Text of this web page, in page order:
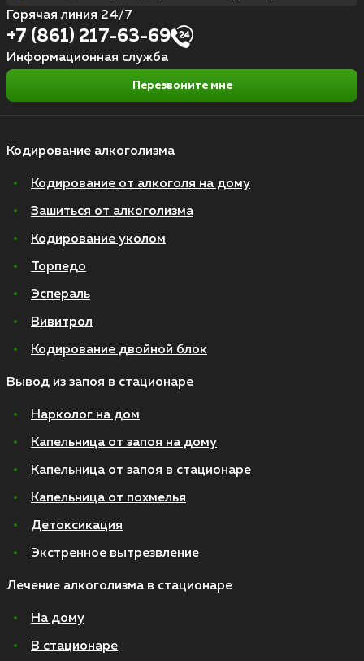
Кодирование алкоголизма
Кодирование от алкоголя на дому
Зашиться от алкоголизма
Кодирование уколом
Торпедо
Эспераль
Вивитрол
Кодирование двойной блок
Вывод из запоя в стационаре
Нарколог на дом
Капельница от запоя на дому
Капельница от запоя в стационаре
Капельница от похмелья
Детоксикация
Экстренное вытрезвление
Лечение алкоголизма в стационаре
На дому
В стационаре
Горячая линия 24/7
+7 (861) 217-63-69
Информационная служба
Перезвоните мне